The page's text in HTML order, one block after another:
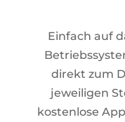
Einfach auf
direkt zum
jeweiligen
kostenlose